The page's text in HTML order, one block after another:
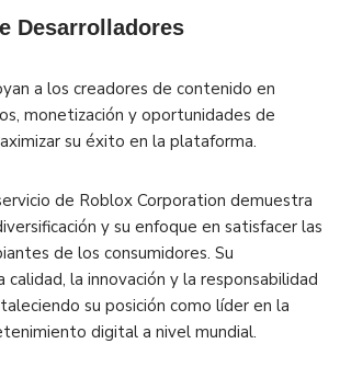
Desarrolladores
a los creadores de contenido en
monetización y oportunidades de
su éxito en la plataforma.
de Roblox Corporation demuestra
y su enfoque en satisfacer las
de los consumidores. Su
calidad, la innovación y la responsabilidad
su posición como líder en la
digital a nivel mundial.